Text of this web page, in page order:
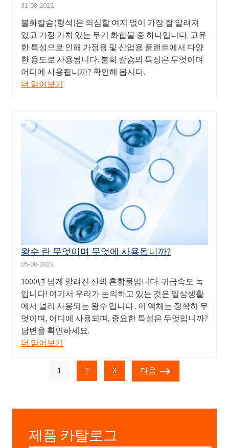
31-08-2022
불화칼슘(형석)은 의심할 여지 없이 가장 잘 알려져
있고 가장 가치 있는 무기 화합물 중 하나입니다. 고유
한 특성으로 인해 가정용 및 산업용 플랜트에서 다양
한 용도로 사용됩니다. 불화 칼슘의 특징은 무엇이며
어디에 사용됩니까? 확인해 봅시다.
더 읽어보기
왕수 란 무엇이며 무엇에 사용됩니까?
05-08-2022
1000년 넘게 알려진 산의 혼합물입니다. 귀금속도 녹
입니다! 여기서 우리가 논의하고 있는 것은 일상생활
에서 널리 사용되는 왕수 입니다 . 이 액체는 정확히 무
엇이며, 어디에 사용되며, 중요한 특성은 무엇입니까?
답변을 확인하세요.
더 읽어보기
1 2 3 다음
제품 카탈로그